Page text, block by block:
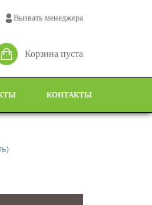
Вызвать менеджера
Корзина пуста
КОНТАКТЫ